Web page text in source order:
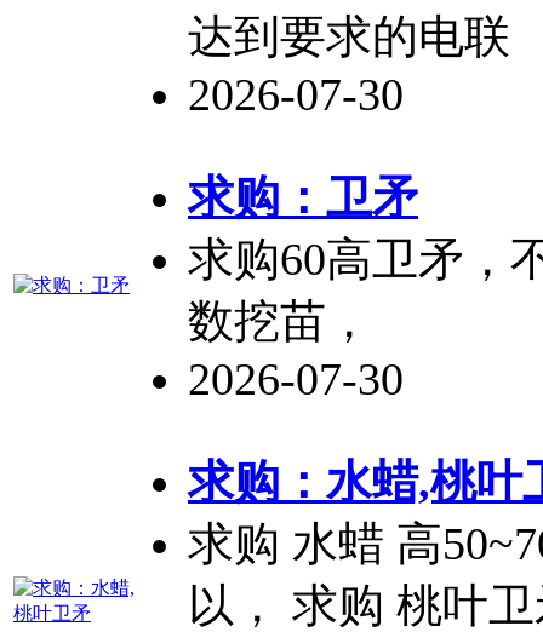
达到要求的电联
2026-07-30
求购： 卫矛
求购60高卫矛 ，
数挖苗，
2026-07-30
求购：水蜡,桃叶
求购 水蜡 高
以， 求购 桃叶